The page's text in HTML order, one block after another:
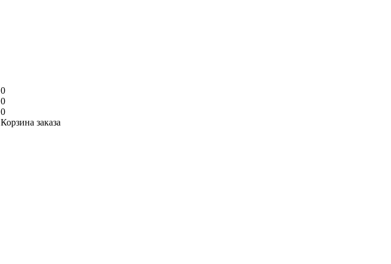
0
0
0
Корзина заказа